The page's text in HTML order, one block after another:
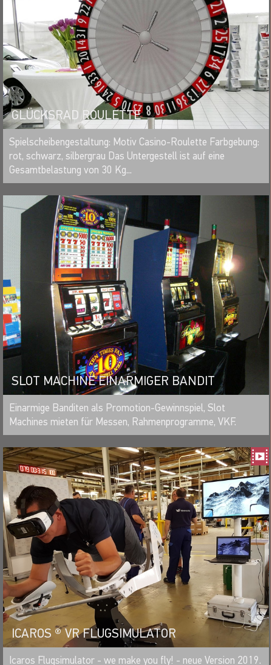
GLÜCKSRAD ROULETTE
MERKEN
Spielscheibengestaltung: Motiv Casino-Roulette Farbgebung:
rot, schwarz, silbergrau Das Untergestell ist auf eine
Gesamtbelastung von 30 Kg...
SLOT MACHINE EINARMIGER BANDIT
MERKEN
Einarmige Banditen als Promotion-Gewinnspiel, Slot
Machines mieten für Messen, Rahmenprogramme, VKF.
ICAROS ® VR FLUGSIMULATOR
MERKEN
Icaros Flugsimulator - we make you fly! - neue Version 2019.